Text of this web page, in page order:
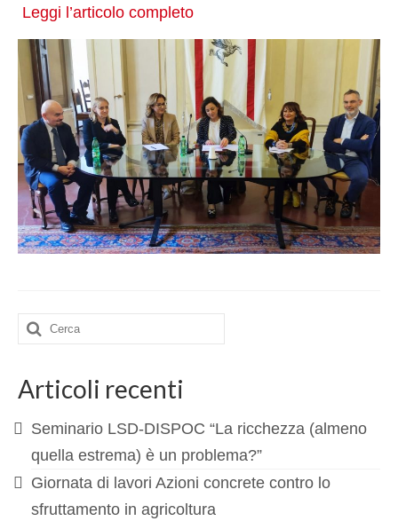
F.A.M.I. WE-ITA
Erasmus+ IHR
DIDATTICA e FORMAZIONE
DIDATTICA
FORMAZIONE
EVENTI e NEWS
EVENTI
Leggi l’articolo completo
Cerca:
Articoli recenti
Seminario LSD-DISPOC “La ricchezza (almeno
quella estrema) è un problema?”
Giornata di lavori Azioni concrete contro lo
sfruttamento in agricoltura